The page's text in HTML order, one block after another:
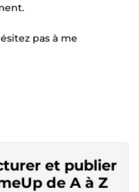
pas à me
et publier
de A à Z